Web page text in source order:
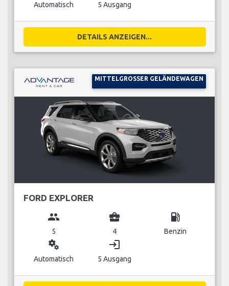
Automatisch 5 Ausgang
DETAILS ANZEIGEN...
MITTELGROSSER GELÄNDEWAGEN
FORD EXPLORER
group
5
business_center
4
local_gas_station
Benzin
miscellaneous_services
Automatisch
login
5 Ausgang